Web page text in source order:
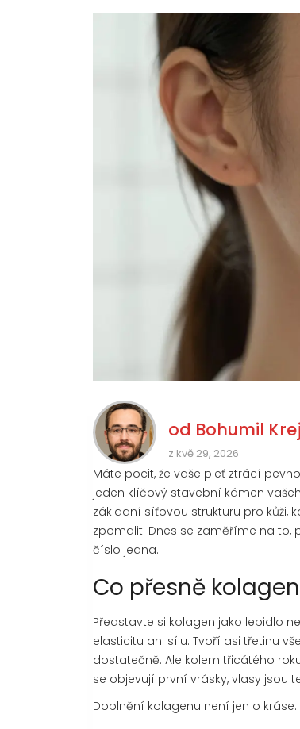
od Bohumil
z kvě 29, 2026
Máte pocit, že vaše pleť ztrácí
jeden klíčový stavební kámen
základní síťovou strukturu pro kůži,
zpomalit. Dnes se zaměříme na
číslo jedna.
Co přesně
Představte si kolagen jako lepidlo
elasticitu ani sílu. Tvoří asi třetinu
dostatečně. Ale kolem třicátého
se objevují první vrásky, vlasy jsou
Doplnění kolagenu není jen o